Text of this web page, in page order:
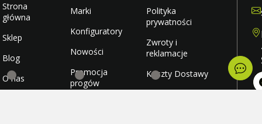
Strona
główna
Sklep
Blog
O nas
Marki
Konfiguratory
Nowości
Promocja
progów
Polityka
prywatności
Zwroty i
reklamacje
Koszty Dostawy